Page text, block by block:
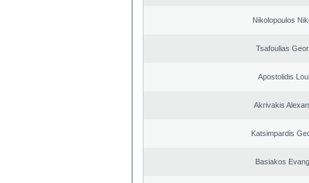
Nikolopoulos
Tsafoulias
Apostolidis
Akrivakis
Katsimpardis
Basiakos